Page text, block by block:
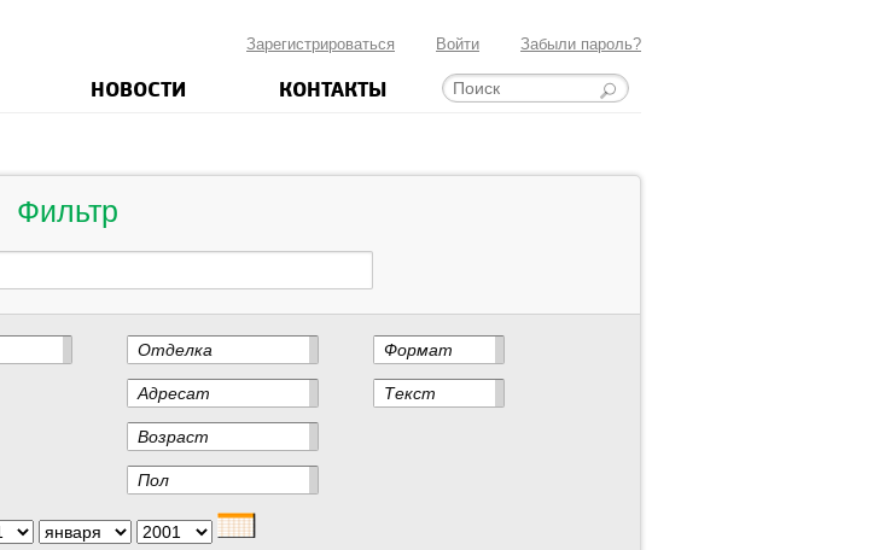
Зарегистрироваться Войти Забыли пароль?
НОВОСТИ КОНТАКТЫ
Фильтр
Отделка
Адресат
Возраст
Пол
Формат
Текст